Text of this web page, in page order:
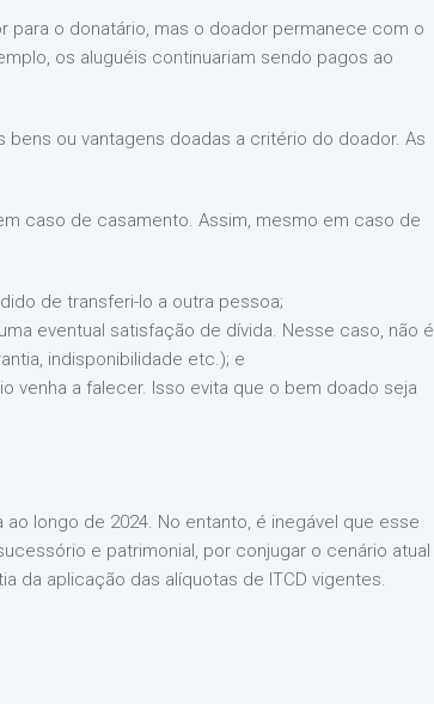
o donatário, mas o doador permanece com o
os aluguéis continuariam sendo pagos ao
ou vantagens doadas a critério do doador. As
caso de casamento. Assim, mesmo em caso de
de transferi-lo a outra pessoa;
eventual satisfação de dívida. Nesse caso, não é
indisponibilidade etc.); e
venha a falecer. Isso evita que o bem doado seja
longo de 2024. No entanto, é inegável que esse
e patrimonial, por conjugar o cenário atual
da aplicação das alíquotas de ITCD vigentes.